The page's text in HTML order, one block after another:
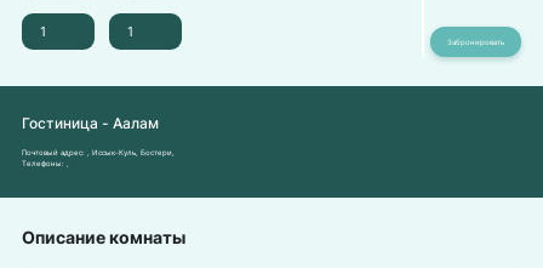
Гостиница - Аалам
Почтовый адрес:
, Иссык-Куль, Бостери,
Телефоны:
Описание комнаты